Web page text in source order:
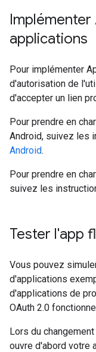
Implémenter
applications
Pour implémenter
d'autorisation de
d'accepter un lien
Pour prendre en
Android, suivez les
Android.
Pour prendre en
suivez les
Tester l'app
Vous pouvez
d'applications
d'applications de
OAuth 2.0
Lors du
ouvre d'abord votre